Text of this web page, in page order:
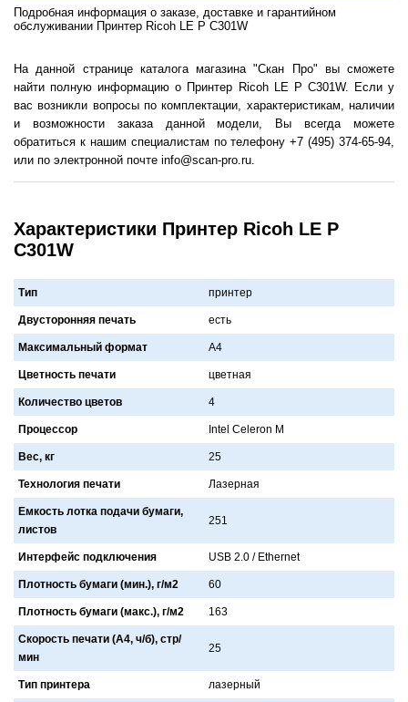
Подробная информация о заказе, доставке и гарантийном
обслуживании Принтер Ricoh LE P C301W
На данной странице каталога магазина "Скан Про" вы сможете
найти полную информацию о Принтер Ricoh LE P C301W. Если у
вас возникли вопросы по комплектации, характеристикам, наличии
и возможности заказа данной модели, Вы всегда можете
обратиться к нашим специалистам по телефону +7 (495) 374-65-94,
или по электронной почте info@scan-pro.ru.
Характеристики Принтер Ricoh LE P
C301W
Тип принтер
Двусторонняя печать есть
Максимальный формат A4
Цветность печати цветнaя
Количество цветов 4
Процессор Intel Celeron M
Вес, кг 25
Технология печати Лaзернaя
Емкость лотка подачи бумаги,
листов
251
Интерфейс подключения USB 2.0 / Ethernet
Плотность бумаги (мин.), г/м2 60
Плотность бумаги (макс.), г/м2 163
Скорость печати (А4, ч/б), стр/
мин
25
Тип принтера лaзерный